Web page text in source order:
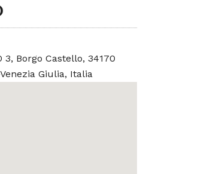
3, Borgo Castello, 34170
Giulia, Italia